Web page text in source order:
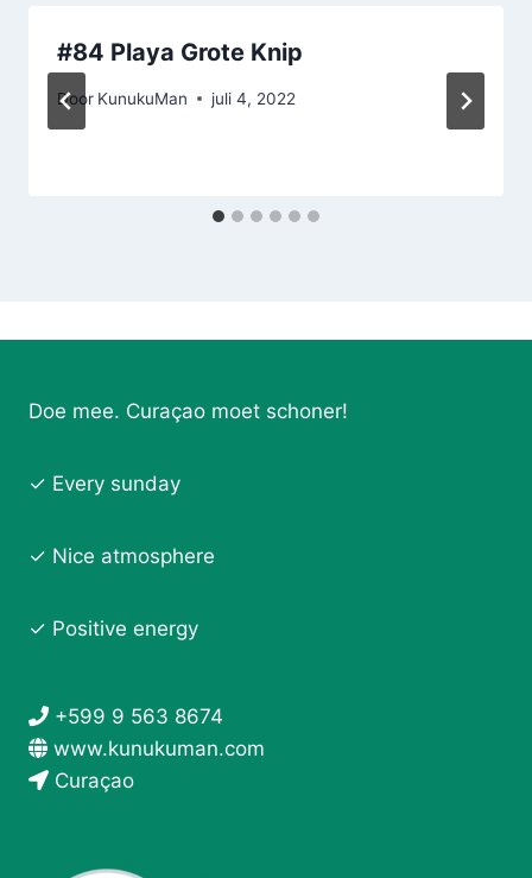
#84 Playa Grote Knip
Door KunukuMan juli 4, 2022
Doe mee. Curaçao moet schoner!
✓ Every sunday
✓ Nice atmosphere
✓ Positive energy
+599 9 563 8674
www.kunukuman.com
Curaçao